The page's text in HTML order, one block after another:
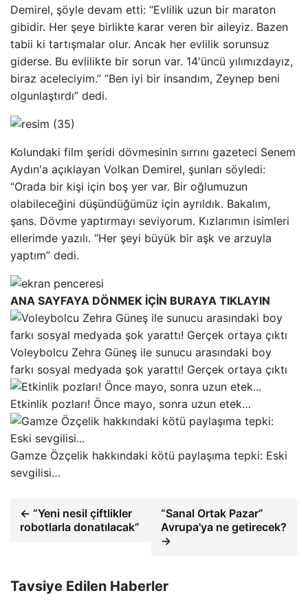
Demirel, şöyle devam etti: “Evlilik uzun bir maraton
gibidir. Her şeye birlikte karar veren bir aileyiz. Bazen
tabii ki tartışmalar olur. Ancak her evlilik sorunsuz
giderse. Bu evlilikte bir sorun var. 14'üncü yılımızdayız,
biraz aceleciyim.” “Ben iyi bir insandım, Zeynep beni
olgunlaştırdı” dedi.
Kolundaki film şeridi dövmesinin sırrını gazeteci Senem
Aydın'a açıklayan Volkan Demirel, şunları söyledi:
“Orada bir kişi için boş yer var. Bir oğlumuzun
olabileceğini düşündüğümüz için ayrıldık. Bakalım,
şans. Dövme yaptırmayı seviyorum. Kızlarımın isimleri
ellerimde yazılı. “Her şeyi büyük bir aşk ve arzuyla
yaptım” dedi.
ANA SAYFAYA DÖNMEK İÇİN BURAYA TIKLAYIN
Voleybolcu Zehra Güneş ile sunucu arasındaki boy
farkı sosyal medyada şok yarattı! Gerçek ortaya çıktı
Etkinlik pozları! Önce mayo, sonra uzun etek…
Gamze Özçelik hakkındaki kötü paylaşıma tepki: Eski
sevgilisi…
← “Yeni nesil çiftlikler
robotlarla donatılacak”
“Sanal Ortak Pazar”
Avrupa'ya ne getirecek?
→
Tavsiye Edilen Haberler